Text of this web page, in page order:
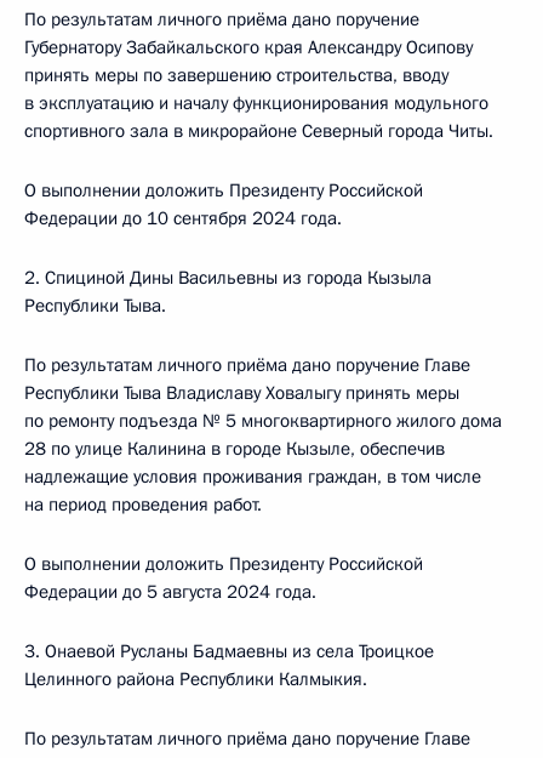
По результатам личного приёма дано поручение
Губернатору Забайкальского края Александру Осипову
принять меры по завершению строительства, вводу
в эксплуатацию и началу функционирования модульного
спортивного зала в микрорайоне Северный города Читы.
О выполнении доложить Президенту Российской
Федерации до 10 сентября 2024 года.
2. Спициной Дины Васильевны из города Кызыла
Республики Тыва.
По результатам личного приёма дано поручение Главе
Республики Тыва Владиславу Ховалыгу принять меры
по ремонту подъезда № 5 многоквартирного жилого дома
28 по улице Калинина в городе Кызыле, обеспечив
надлежащие условия проживания граждан, в том числе
на период проведения работ.
О выполнении доложить Президенту Российской
Федерации до 5 августа 2024 года.
3. Онаевой Русланы Бадмаевны из села Троицкое
Целинного района Республики Калмыкия.
По результатам личного приёма дано поручение Главе